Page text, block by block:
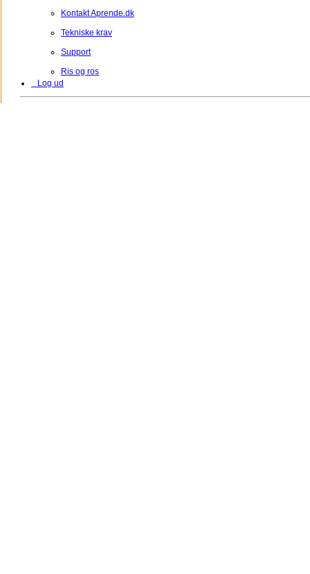
Kontakt Aprende.dk
Tekniske krav
Support
Ris og ros
Log ud